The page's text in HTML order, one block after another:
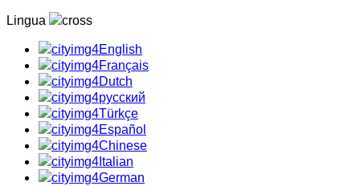
Lingua
English
Français
Dutch
русский
Türkçe
Español
Chinese
Italian
German